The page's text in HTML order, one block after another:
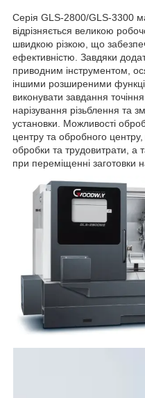
Серія GLS-2800/GLS-3300
відрізняється великою
швидкою різкою, що
ефективністю. Завдяки
приводним інструментом,
іншими розширеними
виконувати завдання
нарізування різьблення та
установки. Можливості
центру та обробного
обробки та трудовитрати, а
при переміщенні заготовки